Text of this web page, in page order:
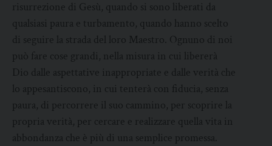
risurrezione di Gesù, quando si sono liberati da
qualsiasi paura e turbamento, quando hanno scelto
di seguire la strada del loro Maestro. Ognuno di noi
può fare cose grandi, nella misura in cui libererà
Dio dalle aspettative inappropriate e dalle verità che
lo appesantiscono, in cui tenterà con fiducia, senza
paura, di percorrere il suo cammino, per scoprire la
propria verità, per cercare e realizzare quella vita in
abbondanza che è più di una semplice promessa.